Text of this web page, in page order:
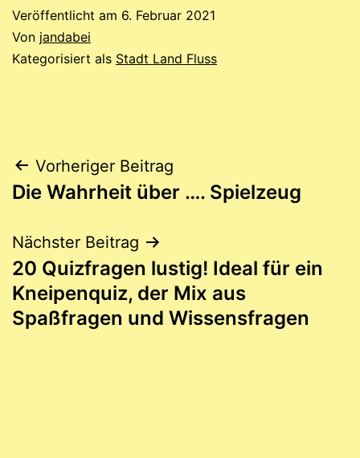
Veröffentlicht am 6. Februar 2021
Von jandabei
Kategorisiert als Stadt Land Fluss
Beitragsnavigation
Vorheriger Beitrag
Die Wahrheit über …. Spielzeug
Nächster Beitrag
20 Quizfragen lustig! Ideal für ein
Kneipenquiz, der Mix aus
Spaßfragen und Wissensfragen